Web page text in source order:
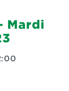
Mardi